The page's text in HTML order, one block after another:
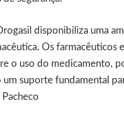
disponibiliza uma
Os farmacêuticos
o uso do medicamento,
suporte fundamental